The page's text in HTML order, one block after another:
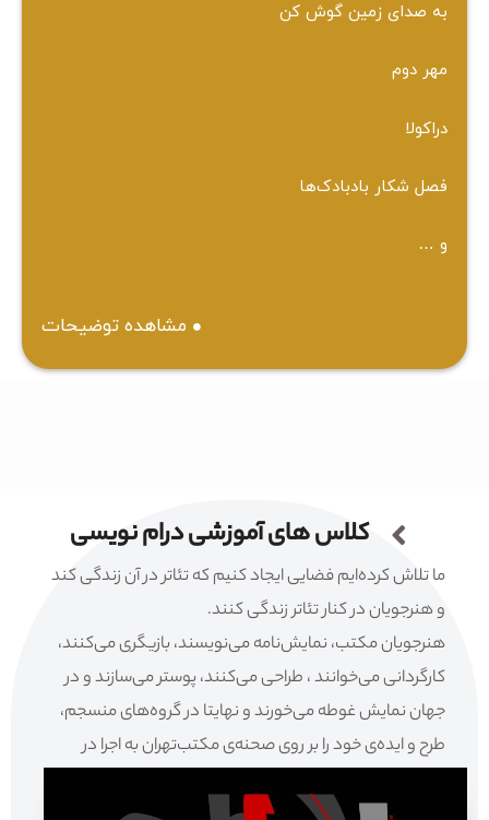
به صدای زمین گوش کن
مهر دوم
دراکولا
فصل شکار بادبادک‌ها
و …
مشاهده توضیحات
کلاس های آموزشی درام نویسی
ما تلاش کرده‌ایم فضایی ایجاد کنیم که تئاتر در آن زندگی کند
و هنرجویان در کنار تئاتر زندگی کنند.
هنرجویان مکتب، نمایش‌نامه می‌نویسند، بازیگری می‌کنند،
کارگردانی می‌خوانند ، طراحی می‌کنند، پوستر می‌سازند و در
جهان نمایش غوطه می‌خورند و نهایتا در گروه‌های منسجم،
طرح و ایده‌ی خود را بر روی صحنه‌ی مکتب‌تهران به اجرا در